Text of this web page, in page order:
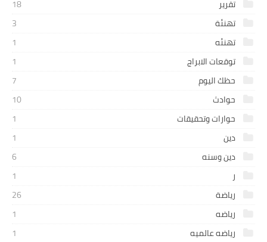
تقرير
18
تهنئة
3
تهنئه
1
توقعات الابراج
1
حظك اليوم
7
حوادث
10
حوارات وتحقيقات
1
دين
1
دين وسنه
6
ر
1
رياضة
26
رياضه
1
رياضه عالميه
1